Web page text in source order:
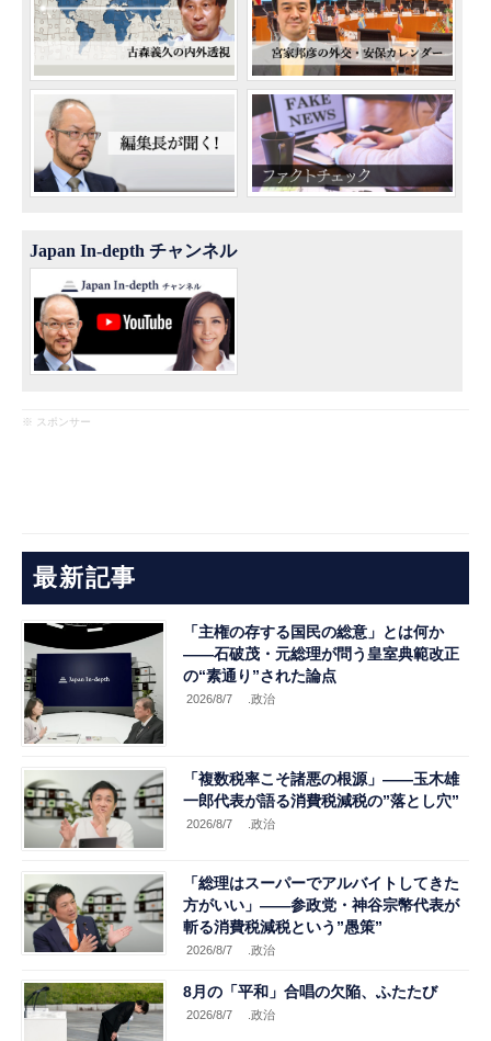
Japan In-depth チャンネル
※ スポンサー
最新記事
「主権の存する国民の総意」とは何か
――石破茂・元総理が問う皇室典範改正
の“素通り”された論点
2026/8/7 .政治
「複数税率こそ諸悪の根源」――玉木雄
一郎代表が語る消費税減税の”落とし穴”
2026/8/7 .政治
「総理はスーパーでアルバイトしてきた
方がいい」――参政党・神谷宗幣代表が
斬る消費税減税という”愚策”
2026/8/7 .政治
8月の「平和」合唱の欠陥、ふたたび
2026/8/7 .政治